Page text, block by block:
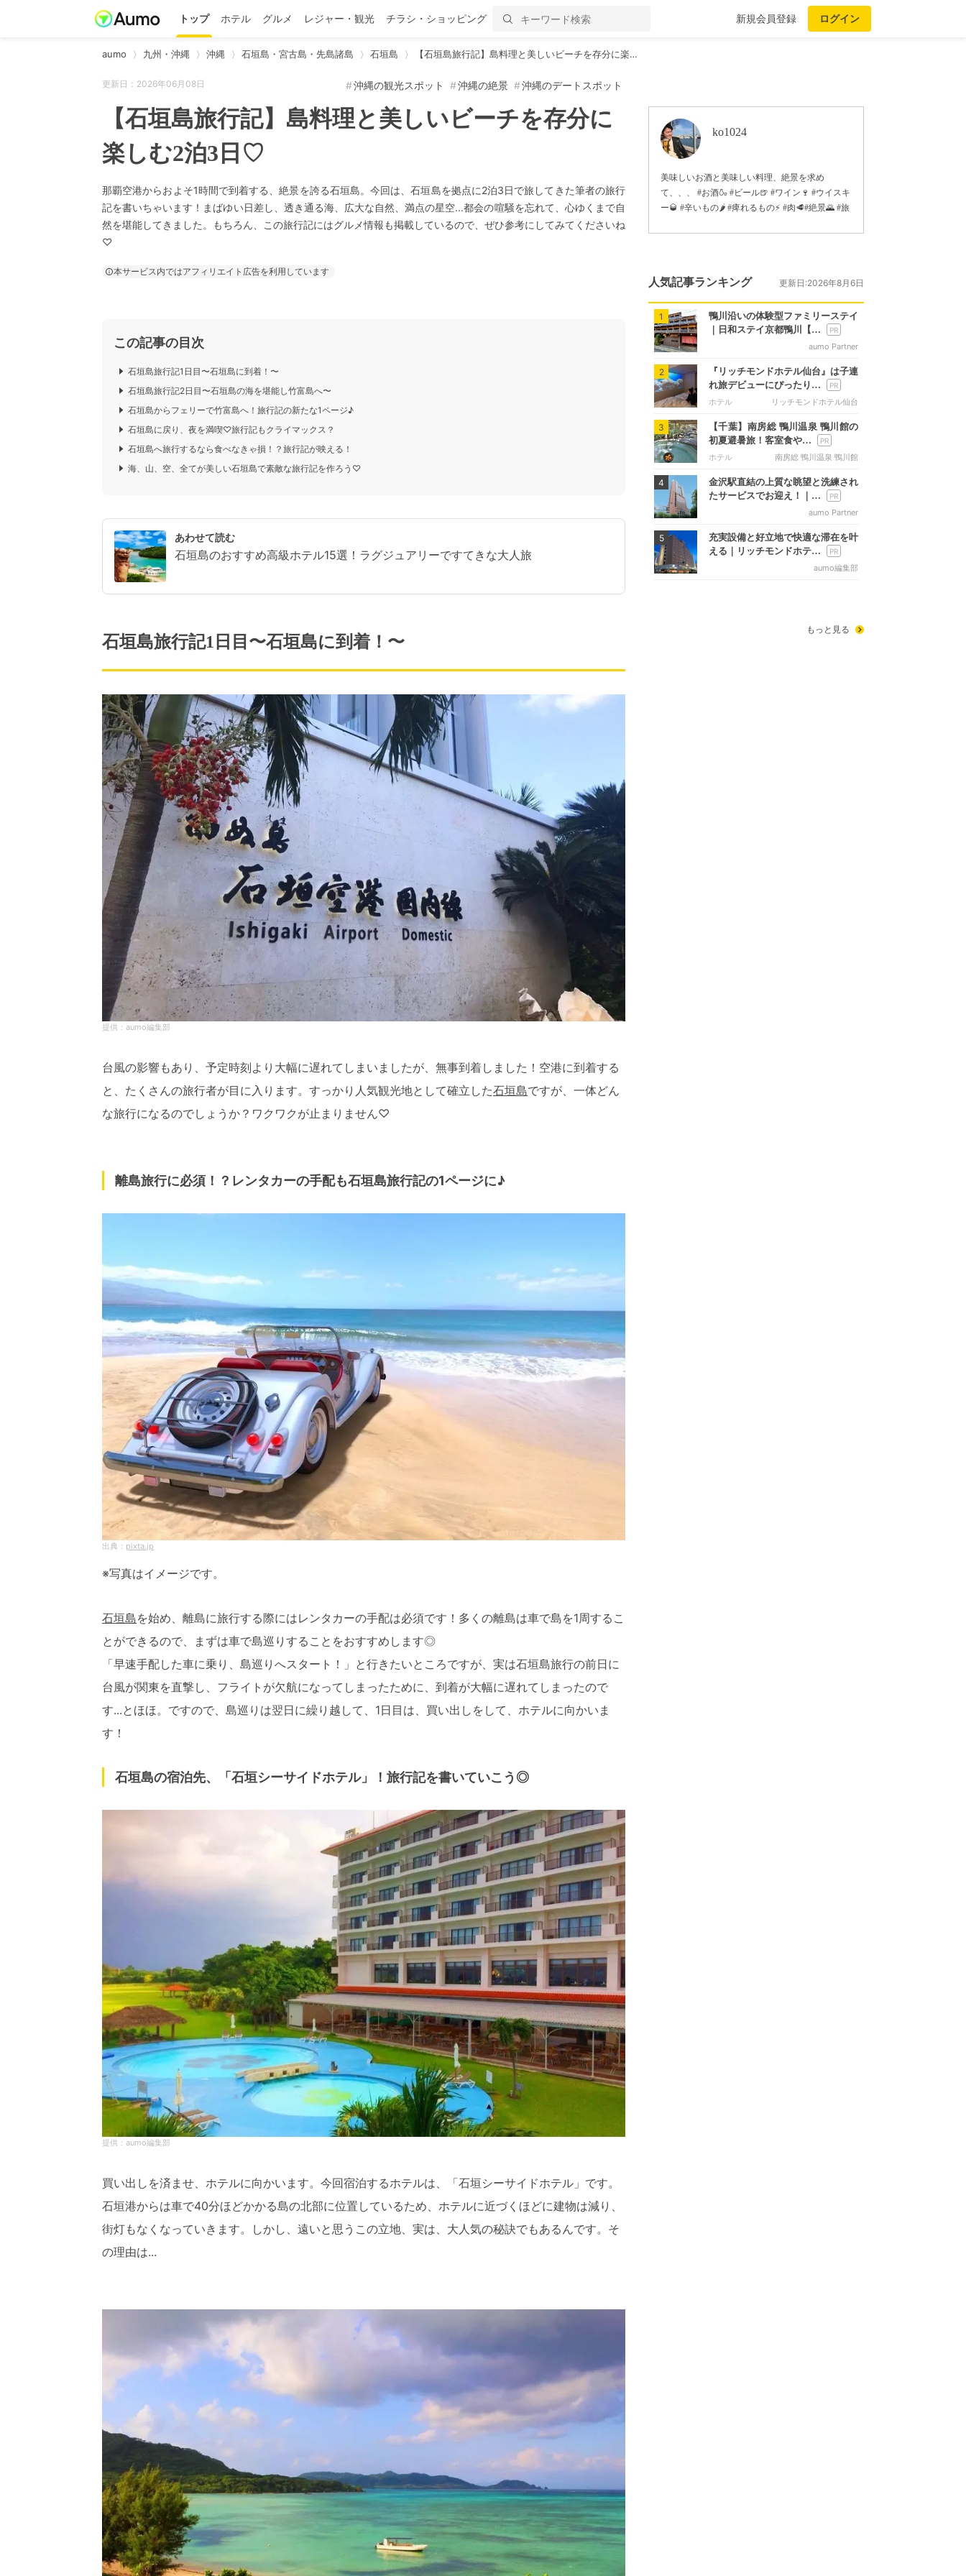
トップ ホテル グルメ レジャー・観光 チラシ・ショッピング 新規会員登録 ログイン
aumo 九州・沖縄 沖縄 石垣島・宮古島・先島諸島 石垣島 【石垣島旅行記】島料理と美しいビーチを存分に楽…
更新日：2026年06月08日 沖縄の観光スポット 沖縄の絶景 沖縄のデートスポット
【石垣島旅行記】島料理と美しいビーチを存分に
楽しむ2泊3日♡
那覇空港からおよそ1時間で到着する、絶景を誇る石垣島。今回は、石垣島を拠点に2泊3日で旅してきた筆者の旅行
記を書いちゃいます！まばゆい日差し、透き通る海、広大な自然、満点の星空...都会の喧騒を忘れて、心ゆくまで自
然を堪能してきました。もちろん、この旅行記にはグルメ情報も掲載しているので、ぜひ参考にしてみてくださいね
♡
本サービス内ではアフィリエイト広告を利用しています
この記事の目次
石垣島旅行記1日目〜石垣島に到着！〜
石垣島旅行記2日目〜石垣島の海を堪能し竹富島へ〜
石垣島からフェリーで竹富島へ！旅行記の新たな1ページ♪
石垣島に戻り、夜を満喫♡旅行記もクライマックス？
石垣島へ旅行するなら食べなきゃ損！？旅行記が映える！
海、山、空、全てが美しい石垣島で素敵な旅行記を作ろう♡
あわせて読む
石垣島のおすすめ高級ホテル15選！ラグジュアリーですてきな大人旅
石垣島旅行記1日目〜石垣島に到着！〜
aumo編集部
台風の影響もあり、予定時刻より大幅に遅れてしまいましたが、無事到着しました！空港に到着する
と、たくさんの旅行者が目に入ります。すっかり人気観光地として確立した石垣島ですが、一体どん
な旅行になるのでしょうか？ワクワクが止まりません♡
離島旅行に必須！？レンタカーの手配も石垣島旅行記の1ページに♪
pixta.jp
※写真はイメージです。
石垣島を始め、離島に旅行する際にはレンタカーの手配は必須です！多くの離島は車で島を1周するこ
とができるので、まずは車で島巡りすることをおすすめします◎
「早速手配した車に乗り、島巡りへスタート！」と行きたいところですが、実は石垣島旅行の前日に
台風が関東を直撃し、フライトが欠航になってしまったために、到着が大幅に遅れてしまったので
す...とほほ。ですので、島巡りは翌日に繰り越して、1日目は、買い出しをして、ホテルに向かいま
す！
石垣島の宿泊先、「石垣シーサイドホテル」！旅行記を書いていこう◎
aumo編集部
買い出しを済ませ、ホテルに向かいます。今回宿泊するホテルは、「石垣シーサイドホテル」です。
石垣港からは車で40分ほどかかる島の北部に位置しているため、ホテルに近づくほどに建物は減り、
街灯もなくなっていきます。しかし、遠いと思うこの立地、実は、大人気の秘訣でもあるんです。そ
の理由は...
ko1024
美味しいお酒と美味しい料理、絶景を求め
て、、、 #お酒🍶 #ビール🍺 #ワイン🍷 #ウイスキ
ー🥃 #辛いもの🌶 #痺れるもの⚡️ #肉🥩#絶景🌄 #旅
人気記事ランキング 更新日:2026年8月6日
1
鴨川沿いの体験型ファミリーステイ
｜日和ステイ京都鴨川【…
aumo Partner
2
『リッチモンドホテル仙台』は子連
れ旅デビューにぴったり…
ホテル リッチモンドホテル仙台
3
【千葉】南房総 鴨川温泉 鴨川館の
初夏避暑旅！客室食や…
ホテル 南房総 鴨川温泉 鴨川館
4
金沢駅直結の上質な眺望と洗練され
たサービスでお迎え！｜…
aumo Partner
5
充実設備と好立地で快適な滞在を叶
える｜リッチモンドホテ…
aumo編集部
もっと見る